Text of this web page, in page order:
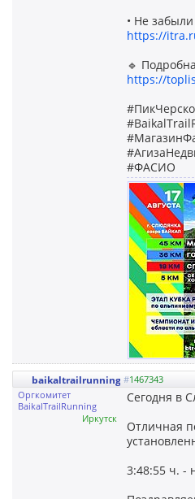
• Не
https://
🔹
https://
#ФАСИО
baikaltrailrunning #1467343
Оргкомитет
BaikalTrailRunning
Иркутск
Сегодня в
Отличная
3:48:55 ч. -